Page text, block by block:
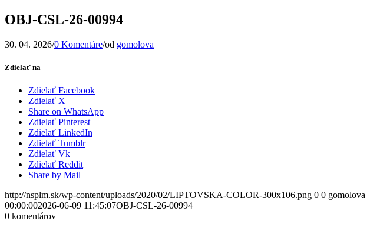
OBJ-CSL-26-00994
30. 04. 2026/0 Komentáre/od gomolova
Zdielať na
Zdielať Facebook
Zdielať X
Share on WhatsApp
Zdielať Pinterest
Zdielať LinkedIn
Zdielať Tumblr
Zdielať Vk
Zdielať Reddit
Share by Mail
http://nsplm.sk/wp-content/uploads/2020/02/LIPTOVSKA-COLOR-300x106.png 0 0 gomolova
00:00:002026-06-09 11:45:07OBJ-CSL-26-00994
0 komentárov